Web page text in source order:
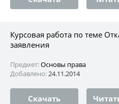
Курсовая работа по теме
заявления
Предмет:Основы права
Добавлено:24.11.2014
Скачать